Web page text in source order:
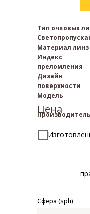
Сфера (sph)
Тип очковых
Материал линз
Индекс
преломления
Дизайн
поверхности
Модель
Производитель
Цена